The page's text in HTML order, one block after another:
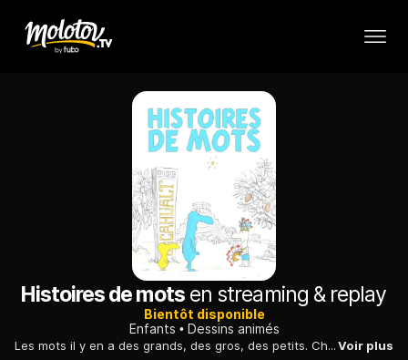
Histoires de motsen streaming & replay
Bientôt disponible
Enfants
Dessins animés
Les mots il y en a des grands, des gros, des petits. Chacun a son histoire et nous raconte aussi une histoire. Chaque épisode raconte avec humour la création et l’histoire d’un mot issu du quotidien.Voir plus